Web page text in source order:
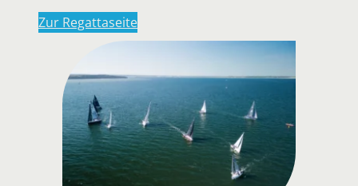
Zur Regattaseite